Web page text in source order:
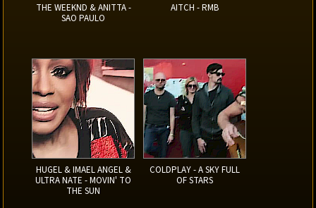
THE WEEKND & ANITTA -
SAO PAULO
AITCH - RMB
HUGEL & IMAEL ANGEL &
ULTRA NATE - MOVIN' TO
THE SUN
COLDPLAY - A SKY FULL
OF STARS